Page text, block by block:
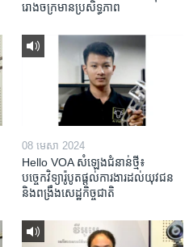
រោងចក្រ​មាន​ប្រសិទ្ធភាព​​
08 មេសា 2024
Hello VOA សំឡេង​ជំនាន់​ថ្មី៖
បច្ចេកវិទ្យា​រ៉ូបូត​ផ្តល់​ការងារ​ដល់​យុវជន
និង​ពង្រឹង​​សេដ្ឋកិច្ច​ជាតិ​​​​​​